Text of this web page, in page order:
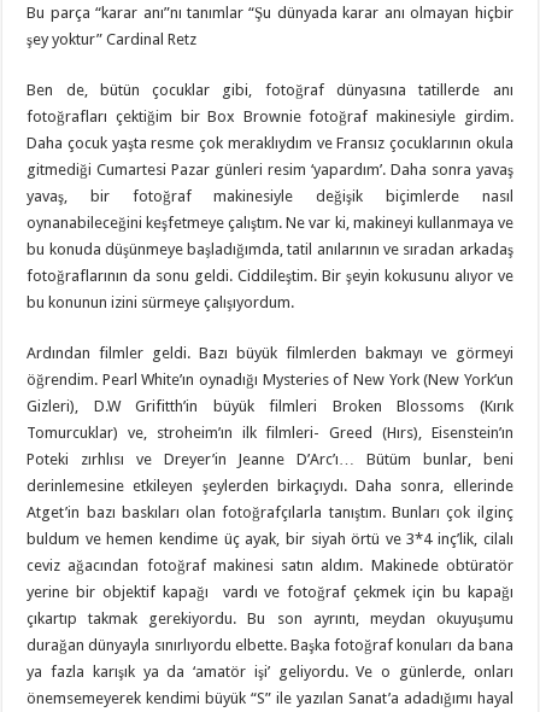
Bu parça “karar anı”nı tanımlar “Şu dünyada karar anı olmayan hiçbir
şey yoktur” Cardinal Retz
Ben de, bütün çocuklar gibi, fotoğraf dünyasına tatillerde anı
fotoğrafları çektiğim bir Box Brownie fotoğraf makinesiyle girdim.
Daha çocuk yaşta resme çok meraklıydım ve Fransız çocuklarının okula
gitmediği Cumartesi Pazar günleri resim ‘yapardım’. Daha sonra yavaş
yavaş, bir fotoğraf makinesiyle değişik biçimlerde nasıl
oynanabileceğini keşfetmeye çalıştım. Ne var ki, makineyi kullanmaya ve
bu konuda düşünmeye başladığımda, tatil anılarının ve sıradan arkadaş
fotoğraflarının da sonu geldi. Ciddileştim. Bir şeyin kokusunu alıyor ve
bu konunun izini sürmeye çalışıyordum.
Ardından filmler geldi. Bazı büyük filmlerden bakmayı ve görmeyi
öğrendim. Pearl White’ın oynadığı Mysteries of New York (New York’un
Gizleri), D.W Grifitth’in büyük filmleri Broken Blossoms (Kırık
Tomurcuklar) ve, stroheim’ın ilk filmleri- Greed (Hırs), Eisenstein’ın
Poteki zırhlısı ve Dreyer’in Jeanne D’Arc’ı… Bütüm bunlar, beni
derinlemesine etkileyen şeylerden birkaçıydı. Daha sonra, ellerinde
Atget’in bazı baskıları olan fotoğrafçılarla tanıştım. Bunları çok ilginç
buldum ve hemen kendime üç ayak, bir siyah örtü ve 3*4 inç’lik, cilalı
ceviz ağacından fotoğraf makinesi satın aldım. Makinede obtüratör
yerine bir objektif kapağı vardı ve fotoğraf çekmek için bu kapağı
çıkartıp takmak gerekiyordu. Bu son ayrıntı, meydan okuyuşumu
durağan dünyayla sınırlıyordu elbette. Başka fotoğraf konuları da bana
ya fazla karışık ya da ‘amatör işi’ geliyordu. Ve o günlerde, onları
önemsemeyerek kendimi büyük “S” ile yazılan Sanat’a adadığımı hayal